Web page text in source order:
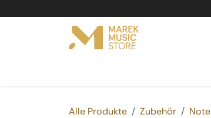
Alle Produkte Zubehör